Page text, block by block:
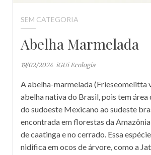
SEM CATEGORIA
Abelha Marmelada
19/02/2024 iGUi Ecologia
A abelha-marmelada (Frieseomelitta
abelha nativa do Brasil, pois tem
do sudoeste Mexicano ao sudeste
encontrada em florestas da
de caatinga e no cerrado. Essa
nidifica em ocos de árvore, como a